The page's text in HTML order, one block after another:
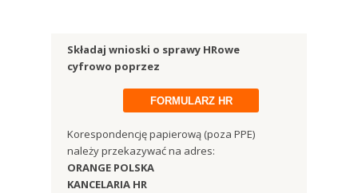
Składaj wnioski o sprawy HRowe
cyfrowo poprzez
FORMULARZ HR
Korespondencję papierową (poza PPE)
należy przekazywać na adres:
ORANGE POLSKA
KANCELARIA HR